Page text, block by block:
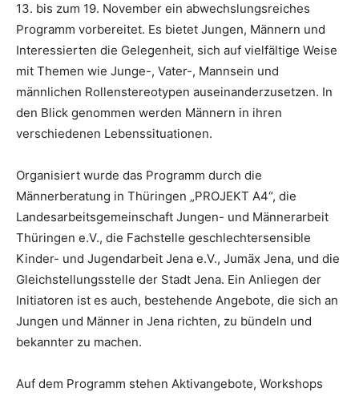
13. bis zum 19. November ein abwechslungsreiches
Programm vorbereitet. Es bietet Jungen, Männern und
Interessierten die Gelegenheit, sich auf vielfältige Weise
mit Themen wie Junge-, Vater-, Mannsein und
männlichen Rollenstereotypen auseinanderzusetzen. In
den Blick genommen werden Männern in ihren
verschiedenen Lebenssituationen.
Organisiert wurde das Programm durch die
Männerberatung in Thüringen „PROJEKT A4“, die
Landesarbeitsgemeinschaft Jungen- und Männerarbeit
Thüringen e.V., die Fachstelle geschlechtersensible
Kinder- und Jugendarbeit Jena e.V., Jumäx Jena, und die
Gleichstellungsstelle der Stadt Jena. Ein Anliegen der
Initiatoren ist es auch, bestehende Angebote, die sich an
Jungen und Männer in Jena richten, zu bündeln und
bekannter zu machen.
Auf dem Programm stehen Aktivangebote, Workshops